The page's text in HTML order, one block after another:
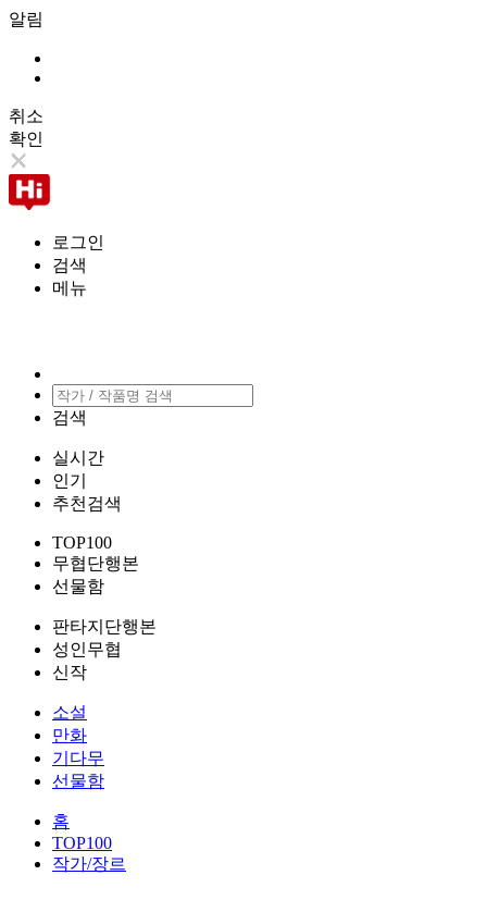
알림
취소
확인
로그인
검색
메뉴
검색
실시간
인기
추천검색
TOP100
무협단행본
선물함
판타지단행본
성인무협
신작
소설
만화
기다무
선물함
홈
TOP100
작가/장르